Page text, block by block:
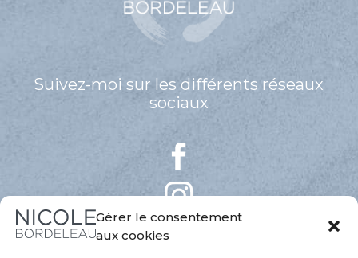
Gérer le consentement
aux cookies
Suivez-moi sur les différents réseaux
sociaux